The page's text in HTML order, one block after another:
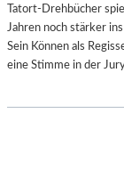
Tatort-Drehbücher
Jahren noch stärker
Sein Können als
eine Stimme in der